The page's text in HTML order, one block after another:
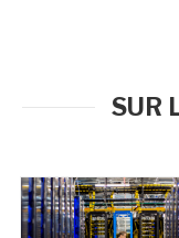
SUR